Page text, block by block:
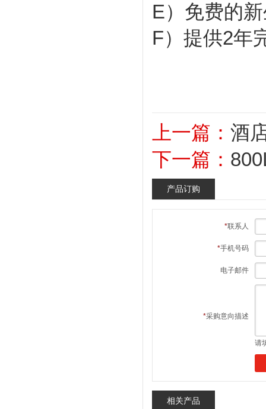
E）免费的
F）提供2年
上一篇： 酒
下一篇：
产品订购
*联系人
*手机号码
电子邮件
*采购意向描述
请
相关产品